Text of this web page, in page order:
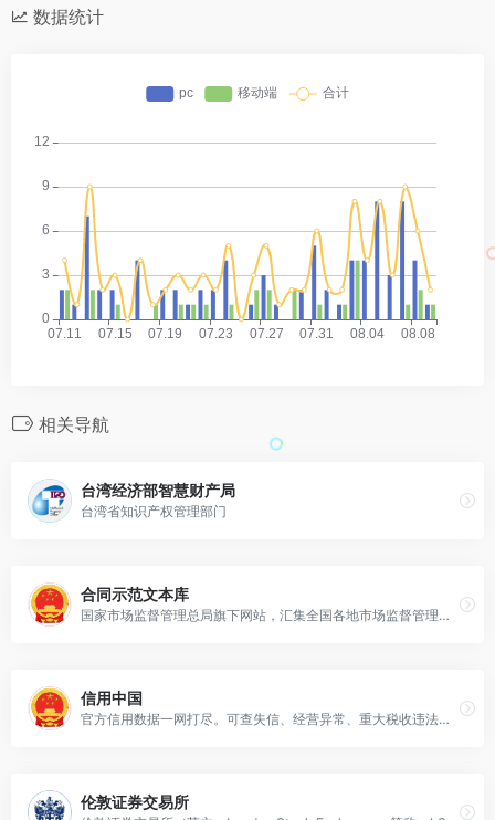
数据统计
相关导航
台湾经济部智慧财产局
台湾省知识产权管理部门
合同示范文本库
国家市场监督管理总局旗下网站，汇集全国各地市场监督管理部门合同示范文本
信用中国
官方信用数据一网打尽。可查失信、经营异常、重大税收违法、政府采购失信、行政处罚等数据。
伦敦证券交易所